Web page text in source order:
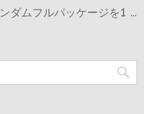
ダムフルパッケージを1 ...